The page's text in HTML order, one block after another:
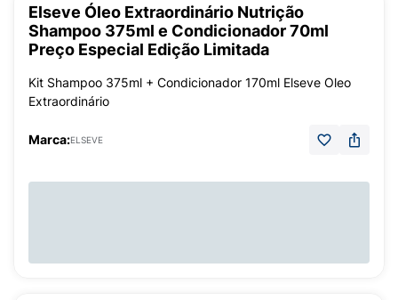
Elseve Óleo Extraordinário Nutrição
Shampoo 375ml e Condicionador 70ml
Preço Especial Edição Limitada
Kit Shampoo 375ml + Condicionador 170ml Elseve Oleo
Extraordinário
Marca:ELSEVE